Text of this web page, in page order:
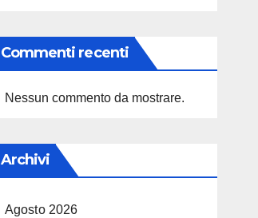
Commenti recenti
Nessun commento da mostrare.
Archivi
Agosto 2026